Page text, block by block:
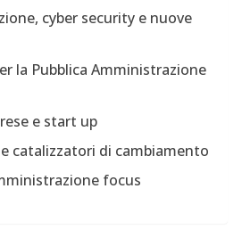
cyber security e nuove
la Pubblica Amministrazione
e start up
catalizzatori di cambiamento
focus